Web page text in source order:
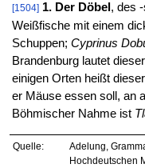
[1504] 1. Der Döbel , des
Weißfische mit einem
Schuppen; Cyprinus
Brandenburg lautet
einigen Orten heißt
er Mäuse essen soll, an
Böhmischer Nahme ist
Quelle:
Adelung,
Hochdeutschen